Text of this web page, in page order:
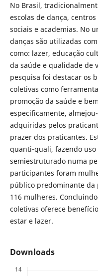
No Brasil,
escolas de dança,
sociais e academias. No
danças são utilizadas
como: lazer, educação
da saúde e qualidade de
pesquisa foi destacar os
coletivas como
promoção da saúde e
especificamente,
adquiridas pelos
prazer dos praticantes.
quanti-quali, fazendo
semiestruturado numa
participantes foram
público predominante da
116 mulheres.
coletivas oferece
estar e lazer.
Downloads